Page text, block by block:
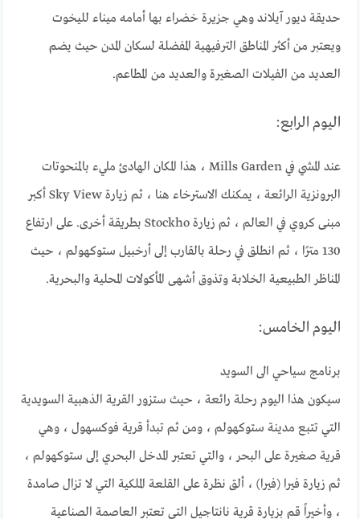
حديقة ديور آيلاند وهي جزيرة خضراء بها أمامه ميناء لليخوت
ويعتبر من أكثر المناطق الترفيهية المفضلة لسكان المدن حيث يضم
العديد من الفيلات الصغيرة والعديد من المطاعم.
اليوم الرابع:
عند المشي في Mills Garden ، هذا المكان الهادئ مليء بالمنحوتات
البرونزية الرائعة ، يمكنك الاسترخاء هنا ، ثم زيارة Sky View أكبر
مبنى كروي في العالم ، ثم زيارة Stockho بطريقة أخرى. على ارتفاع
130 مترًا ، ثم انطلق في رحلة بالقارب إلى أرخبيل ستوكهولم ، حيث
المناظر الطبيعية الخلابة وتذوق أشهى المأكولات المحلية والبحرية.
اليوم الخامس:
برنامج سياحي الى السويد
سيكون هذا اليوم رحلة رائعة ، حيث ستزور القرية الذهبية السويدية
التي تتبع مدينة ستوكهولم ، ومن ثم تبدأ قرية فوكسهول ، وهي
قرية صغيرة على البحر ، والتي تعتبر المدخل البحري إلى ستوكهولم ،
ثم زيارة فيرا (فيرا) ، ألق نظرة على القلعة الملكية التي لا تزال صامدة
، وأخيراً قم بزيارة قرية نانتاجيل التي تعتبر العاصمة الصناعية